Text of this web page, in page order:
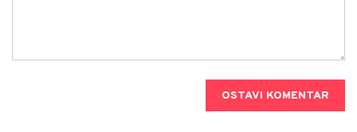
OSTAVI KOMENTAR